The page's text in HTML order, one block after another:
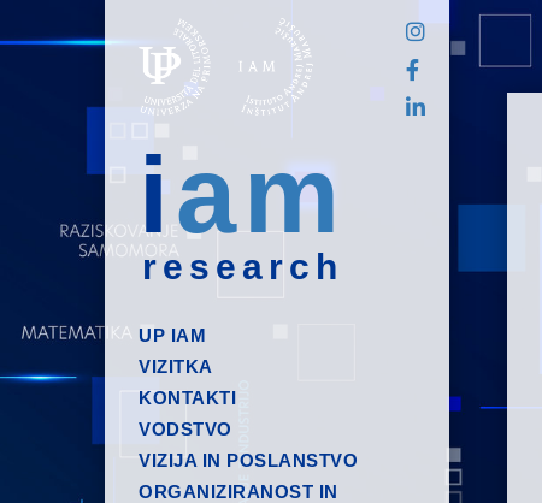
iam
research
UP IAM
VIZITKA
KONTAKTI
VODSTVO
VIZIJA IN POSLANSTVO
ORGANIZIRANOST IN